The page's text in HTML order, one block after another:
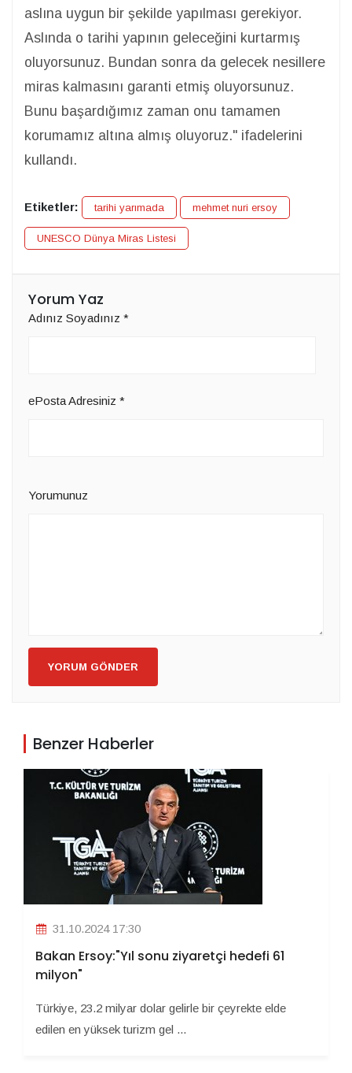
aslına uygun bir şekilde yapılması gerekiyor.
Aslında o tarihi yapının geleceğini kurtarmış
oluyorsunuz. Bundan sonra da gelecek nesillere
miras kalmasını garanti etmiş oluyorsunuz.
Bunu başardığımız zaman onu tamamen
korumamız altına almış oluyoruz." ifadelerini
kullandı.
Etiketler: tarihi yarımada mehmet nuri ersoy
UNESCO Dünya Miras Listesi
Yorum Yaz
Adınız Soyadınız *
ePosta Adresiniz *
Yorumunuz
YORUM GÖNDER
Benzer Haberler
31.10.2024 17:30
Bakan Ersoy:"Yıl sonu ziyaretçi hedefi 61
milyon"
Türkiye, 23.2 milyar dolar gelirle bir çeyrekte elde
edilen en yüksek turizm gel ...